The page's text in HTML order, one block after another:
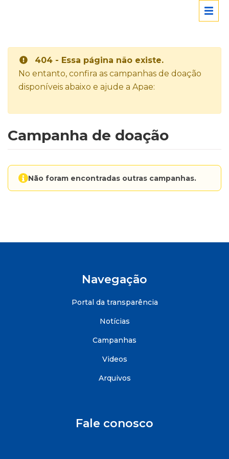
404 - Essa página não existe.
No entanto, confira as campanhas de doação
disponíveis abaixo e ajude a Apae:
Campanha de doação
Não foram encontradas outras campanhas.
Navegação
Portal da transparência
Notícias
Campanhas
Videos
Arquivos
Fale conosco